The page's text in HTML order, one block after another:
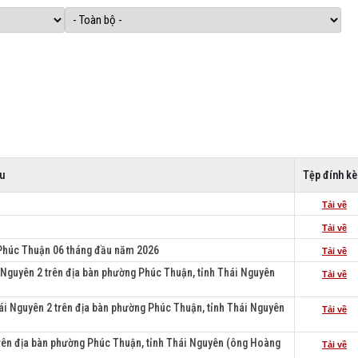
Tệp đính
Tải về
Tải về
Thuận 06 tháng đầu năm 2026 Tải về
2 trên địa bàn phường Phúc Thuận, tỉnh Thái Nguyên Tải về
Nguyên 2 trên địa bàn phường Phúc Thuận, tỉnh Thái Nguyên Tải về
địa bàn phường Phúc Thuận, tỉnh Thái Nguyên (ông Hoàng Tải về